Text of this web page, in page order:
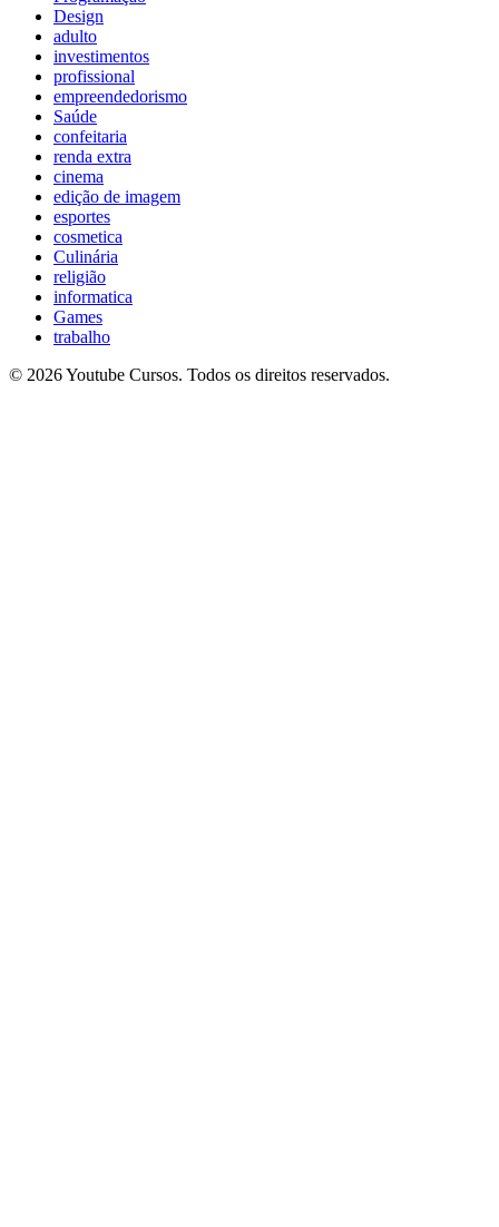
Design
adulto
investimentos
profissional
empreendedorismo
Saúde
confeitaria
renda extra
cinema
edição de imagem
esportes
cosmetica
Culinária
religião
informatica
Games
trabalho
© 2026 Youtube Cursos. Todos os direitos reservados.